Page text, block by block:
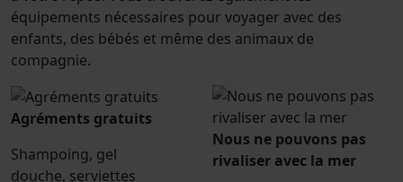
équipements nécessaires pour voyager avec des
enfants, des bébés et même des animaux de
compagnie.
Agréments gratuits
Shampoing, gel
douche, serviettes
Nous ne pouvons pas
rivaliser avec la mer